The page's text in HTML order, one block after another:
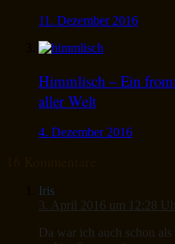
11. Dezember 2016
Himmlisch – Ein
aller Welt
4. Dezember 2016
Iris
3. April 2016 um 12:28
Da war ich auch schon